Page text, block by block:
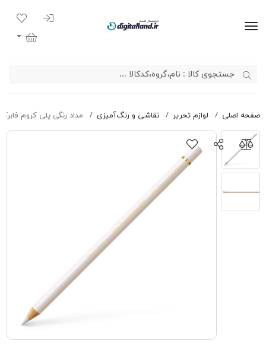
ورود به
لیست
سبد خرید
صفحه اصلی لوازم تحریر نقاشی و رنگ‌آمیزی مداد رنگی پلی کروم